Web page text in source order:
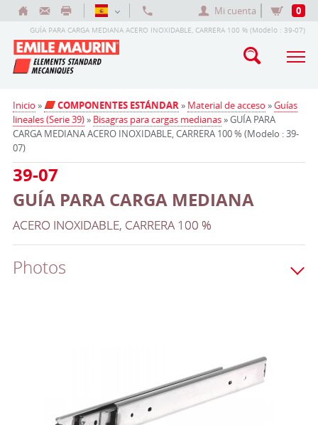
Mi cuenta 0
GUÍA PARA CARGA MEDIANA ACERO INOXIDABLE, CARRERA 100 % (Modelo : 39-07)
Inicio » COMPONENTES ESTÁNDAR» Material de acceso »Guías
lineales (Serie 39)» Bisagras para cargas medianas» GUÍA PARA
CARGA MEDIANA ACERO INOXIDABLE, CARRERA 100 % (Modelo : 39-
07)
39-07
GUÍA PARA CARGA MEDIANA
ACERO INOXIDABLE, CARRERA 100 %
Photos